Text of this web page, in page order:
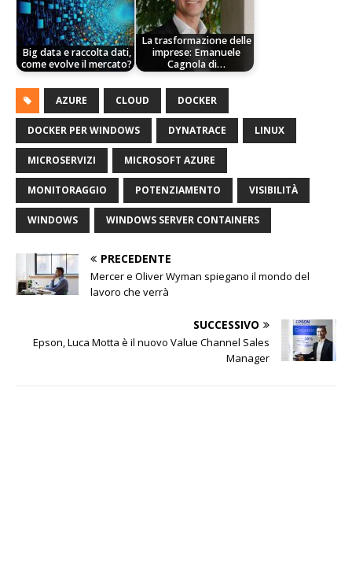
Big data e raccolta dati,
come evolve il mercato?
La trasformazione delle
imprese: Emanuele
Cagnola di…
AZURE CLOUD DOCKER
DOCKER PER WINDOWS DYNATRACE LINUX
MICROSERVIZI MICROSOFT AZURE
MONITORAGGIO POTENZIAMENTO VISIBILITÀ
WINDOWS WINDOWS SERVER CONTAINERS
PRECEDENTE
Mercer e Oliver Wyman spiegano il mondo del
lavoro che verrà
SUCCESSIVO
Epson, Luca Motta è il nuovo Value Channel Sales
Manager